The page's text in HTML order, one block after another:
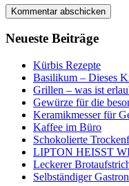
Neueste Beiträge
Kürbis Rezepte
Basilikum – Dieses
Grillen – was ist
Gewürze für die
Keramikmesser für
Kaffee im Büro
Schokolierte
LIPTON HEISST
Leckerer
Selbständiger